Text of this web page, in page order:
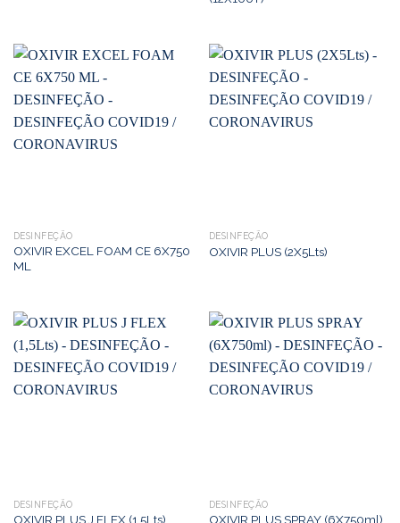
DESINFEÇÃO
OXIVIR EXCEL FOAM CE 6X750
ML
DESINFEÇÃO
OXIVIR PLUS (2X5Lts)
DESINFEÇÃO
OXIVIR PLUS J FLEX (1,5Lts)
DESINFEÇÃO
OXIVIR PLUS SPRAY (6X750ml)